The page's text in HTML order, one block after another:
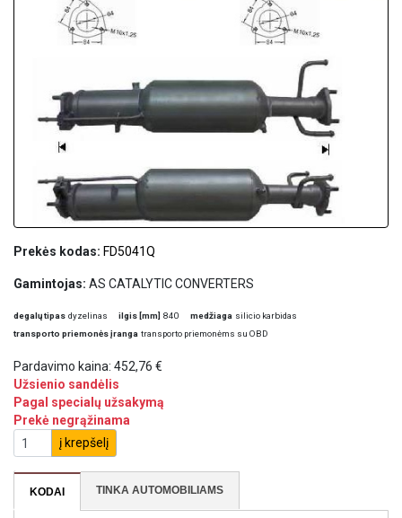
Prekės kodas: FD5041Q
Gamintojas: AS CATALYTIC CONVERTERS
degalų tipas dyzelinas ilgis [mm] 840 medžiaga silicio karbidas
transporto priemonės įranga transporto priemonėms su OBD
Pardavimo kaina: 452,76 €
Užsienio sandėlis
Pagal specialų užsakymą
Prekė negrąžinama
į krepšelį
KODAI TINKA AUTOMOBILIAMS